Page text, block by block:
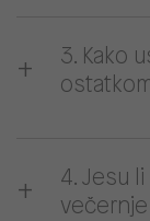
3. Kako
4. Jesu
večernje